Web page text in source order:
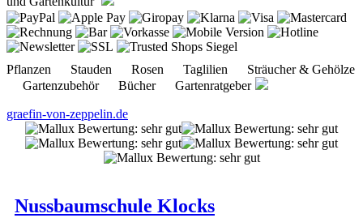
Pflanzen Stauden Rosen Taglilien Sträucher & Gehölze
Gartenzubehör Bücher Gartenratgeber
graefin-von-zeppelin.de
Nussbaumschule Klocks